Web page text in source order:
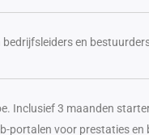
en
Inclusief 3 maanden
portalen voor prestaties en